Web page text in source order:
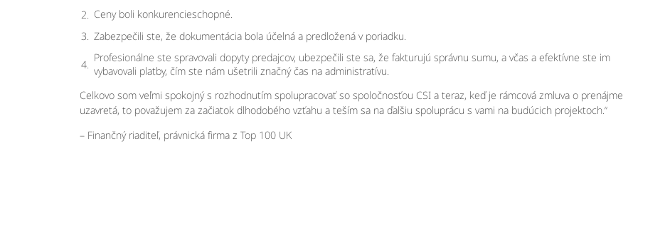
Ceny boli konkurencieschopné.
Zabezpečili ste, že dokumentácia bola účelná a predložená v poriadku.
Profesionálne ste spravovali dopyty predajcov, ubezpečili ste sa, že fakturujú správnu sumu, a včas a efektívne ste im
vybavovali platby, čím ste nám ušetrili značný čas na administratívu.
Celkovo som veľmi spokojný s rozhodnutím spolupracovať so spoločnosťou CSI a teraz, keď je rámcová zmluva o prenájme
uzavretá, to považujem za začiatok dlhodobého vzťahu a teším sa na ďalšiu spoluprácu s vami na budúcich projektoch.“
– Finančný riaditeľ, právnická firma z Top 100 UK